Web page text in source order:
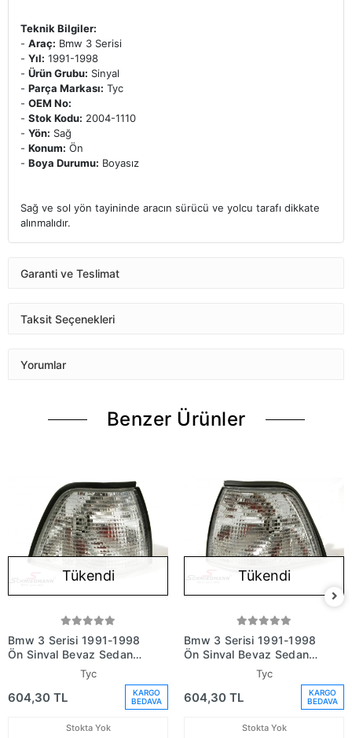
Teknik Bilgiler:
- Araç: Bmw 3 Serisi
- Yıl: 1991-1998
- Ürün Grubu: Sinyal
- Parça Markası: Tyc
- OEM No:
- Stok Kodu: 2004-1110
- Yön: Sağ
- Konum: Ön
- Boya Durumu: Boyasız
Sağ ve sol yön tayininde aracın sürücü ve yolcu tarafı dikkate
alınmalıdır.
Garanti ve Teslimat
Taksit Seçenekleri
Yorumlar
Benzer Ürünler
Tükendi
Bmw 3 Serisi 1991-1998
Ön Sinyal Beyaz Sedan
Sağ (Oem No:
82199403096)
Tyc
604,30 TL
KARGO
BEDAVA
Stokta Yok
Tükendi
Bmw 3 Serisi 1991-1998
Ön Sinyal Beyaz Sedan
82199403095)
Tyc
604,30 TL
KARGO
BEDAVA
Stokta Yok